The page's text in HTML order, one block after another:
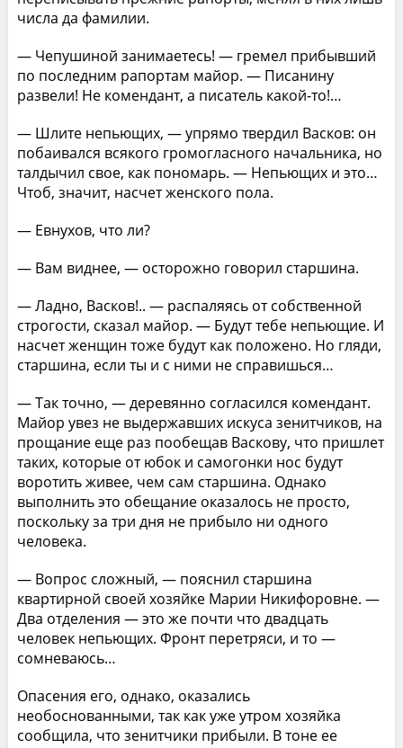
числа да фамилии.
— Чепушиной занимаетесь! — гремел прибывший
по последним рапортам майор. — Писанину
развели! Не комендант, а писатель какой-то!…
— Шлите непьющих, — упрямо твердил Васков: он
побаивался всякого громогласного начальника, но
талдычил свое, как пономарь. — Непьющих и это…
Чтоб, значит, насчет женского пола.
— Евнухов, что ли?
— Вам виднее, — осторожно говорил старшина.
— Ладно, Васков!.. — распаляясь от собственной
строгости, сказал майор. — Будут тебе непьющие. И
насчет женщин тоже будут как положено. Но гляди,
старшина, если ты и с ними не справишься…
— Так точно, — деревянно согласился комендант.
Майор увез не выдержавших искуса зенитчиков, на
прощание еще раз пообещав Васкову, что пришлет
таких, которые от юбок и самогонки нос будут
воротить живее, чем сам старшина. Однако
выполнить это обещание оказалось не просто,
поскольку за три дня не прибыло ни одного
человека.
— Вопрос сложный, — пояснил старшина
квартирной своей хозяйке Марии Никифоровне. —
Два отделения — это же почти что двадцать
человек непьющих. Фронт перетряси, и то —
сомневаюсь…
Опасения его, однако, оказались
необоснованными, так как уже утром хозяйка
сообщила, что зенитчики прибыли. В тоне ее